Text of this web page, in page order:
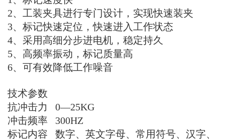
2、工装夹具进行专门设计，实现快速装夹
3、标记快速定位，快速进入工作状态
4、采用高细分步进电机，稳定持久
5、高频率振动，标记质量高
6、可有效降低工作噪音
技术参数
抗冲击力 0—25KG
冲击频率 300HZ
标记内容 数字、英文字母、常用符号、汉字、